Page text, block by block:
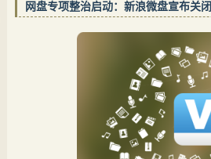
网盘专项整治启动：新浪微盘宣布关闭